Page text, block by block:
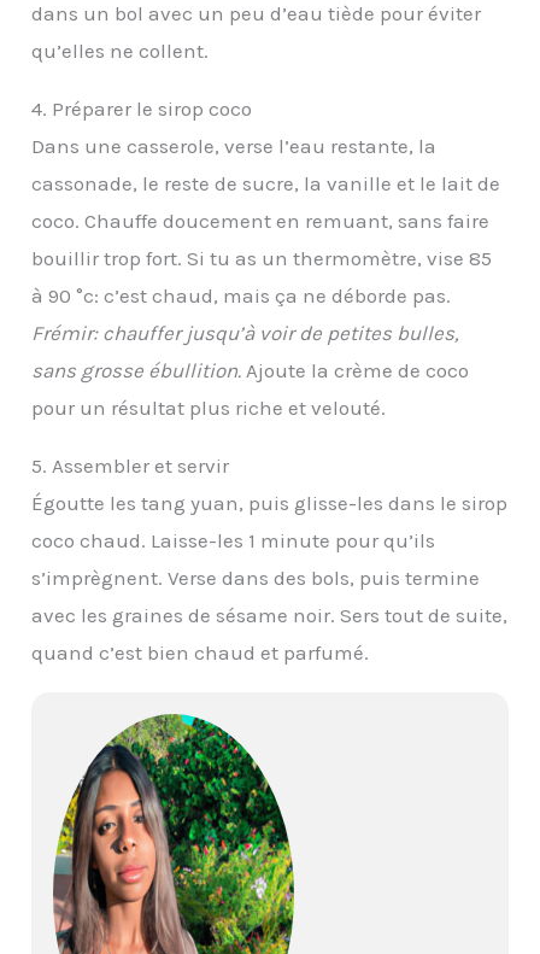
dans un bol avec un peu d’eau tiède pour éviter
qu’elles ne collent.
4. Préparer le sirop coco
Dans une casserole, verse l’eau restante, la
cassonade, le reste de sucre, la vanille et le lait de
coco. Chauffe doucement en remuant, sans faire
bouillir trop fort. Si tu as un thermomètre, vise 85
à 90 °c: c’est chaud, mais ça ne déborde pas.
Frémir: chauffer jusqu’à voir de petites bulles,
sans grosse ébullition. Ajoute la crème de coco
pour un résultat plus riche et velouté.
5. Assembler et servir
Égoutte les tang yuan, puis glisse-les dans le sirop
coco chaud. Laisse-les 1 minute pour qu’ils
s’imprègnent. Verse dans des bols, puis termine
avec les graines de sésame noir. Sers tout de suite,
quand c’est bien chaud et parfumé.